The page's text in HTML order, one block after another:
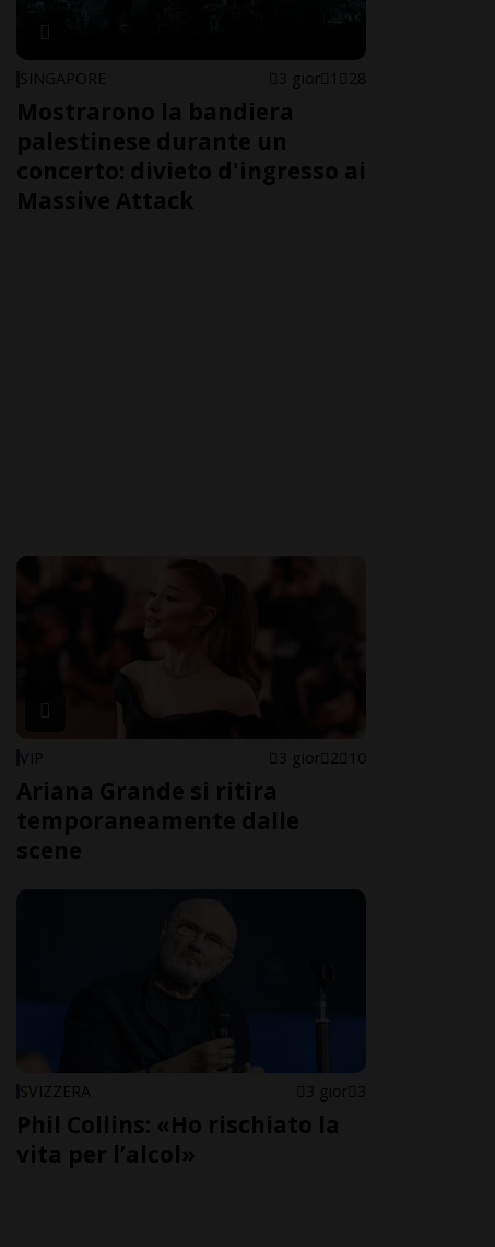
SINGAPORE 3 gior 1 28
Mostrarono la bandiera
palestinese durante un
concerto: divieto d'ingresso ai
Massive Attack
VIP 3 gior 2 10
Ariana Grande si ritira
temporaneamente dalle
scene
SVIZZERA 3 gior 3
Phil Collins: «Ho rischiato la
vita per l’alcol»